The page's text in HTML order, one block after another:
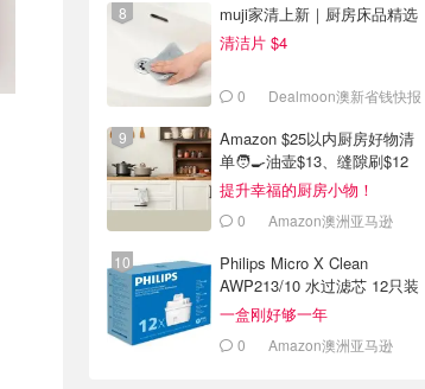
muji家清上新｜厨房床品精选
清洁片 $4
0 Dealmoon澳新省钱快报
Amazon $25以内厨房好物清
单🧑‍🍳油壶$13、缝隙刷$12
提升幸福的厨房小物！
0 Amazon澳洲亚马逊
Philips Micro X Clean
AWP213/10 水过滤芯 12只装
一盒刚好够一年
0 Amazon澳洲亚马逊